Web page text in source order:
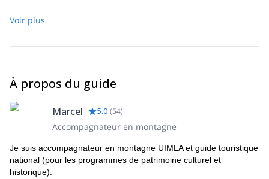
Je peux assurer pour vous le transfert de et vers les aéroports.
Voir plus
À propos du guide
Marcel 5.0 (54)
Accompagnateur en montagne
Je suis accompagnateur en montagne UIMLA et guide touristique
national (pour les programmes de patrimoine culturel et
historique).